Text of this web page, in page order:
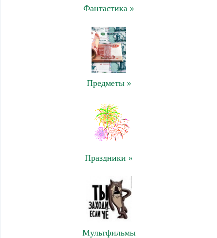
Фантастика »
Предметы »
Праздники »
Мультфильмы